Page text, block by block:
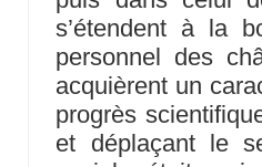
s’étendent à la
personnel des
acquièrent un
progrès
et déplaçant le